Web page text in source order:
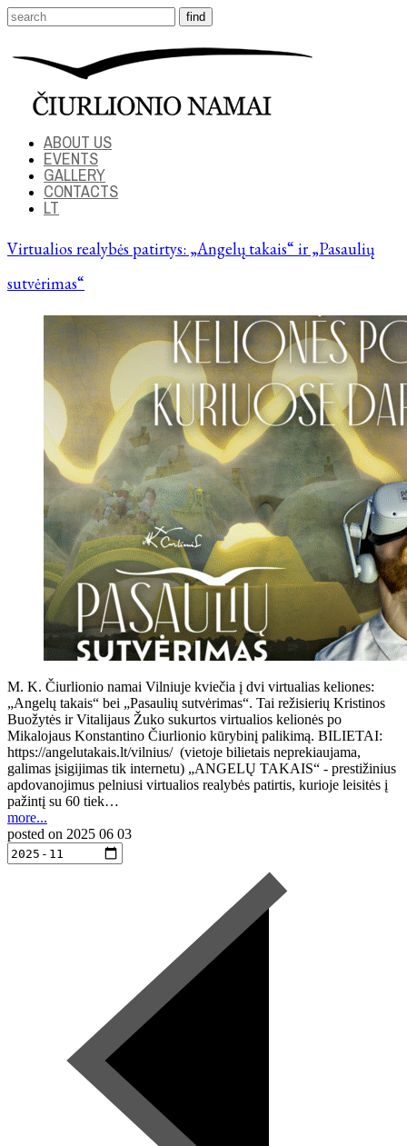
ABOUT US
EVENTS
GALLERY
CONTACTS
LT
Virtualios realybės patirtys: „Angelų takais“ ir „Pasaulių
sutvėrimas“
M. K. Čiurlionio namai Vilniuje kviečia į dvi virtualias keliones:
„Angelų takais“ bei „Pasaulių sutvėrimas“. Tai režisierių Kristinos
Buožytės ir Vitalijaus Žuko sukurtos virtualios kelionės po
Mikalojaus Konstantino Čiurlionio kūrybinį palikimą. BILIETAI:
https://angelutakais.lt/vilnius/ (vietoje bilietais neprekiaujama,
galimas įsigijimas tik internetu) „ANGELŲ TAKAIS“ - prestižinius
apdovanojimus pelniusi virtualios realybės patirtis, kurioje leisitės į
pažintį su 60 tiek…
more...
posted on 2025 06 03